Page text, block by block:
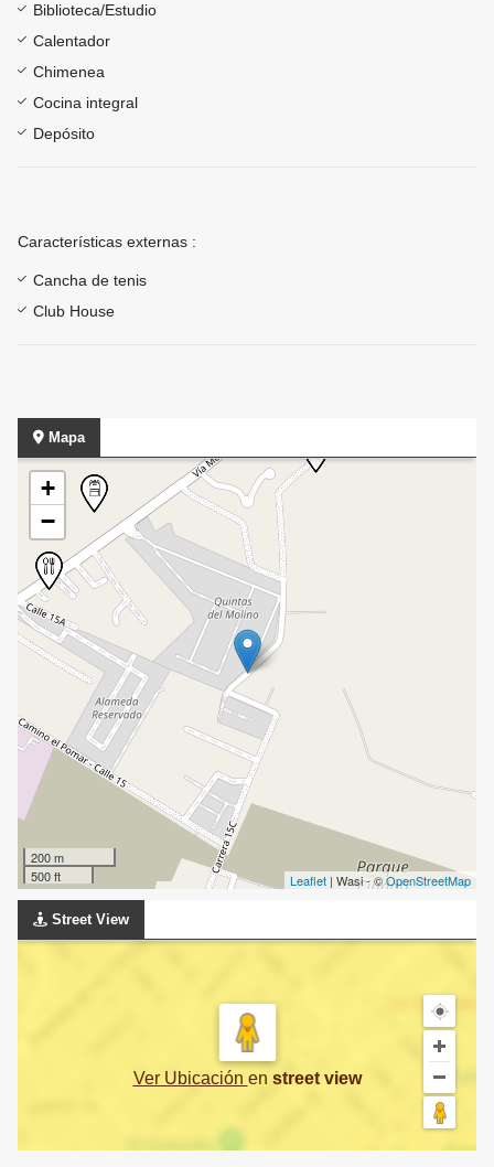
Biblioteca/Estudio
Calentador
Chimenea
Cocina integral
Depósito
Características externas :
Cancha de tenis
Club House
Mapa
+
−
200 m
500 ft
Leaflet | Wasi - ©OpenStreetMap
Street View
Ver Ubicación en street view